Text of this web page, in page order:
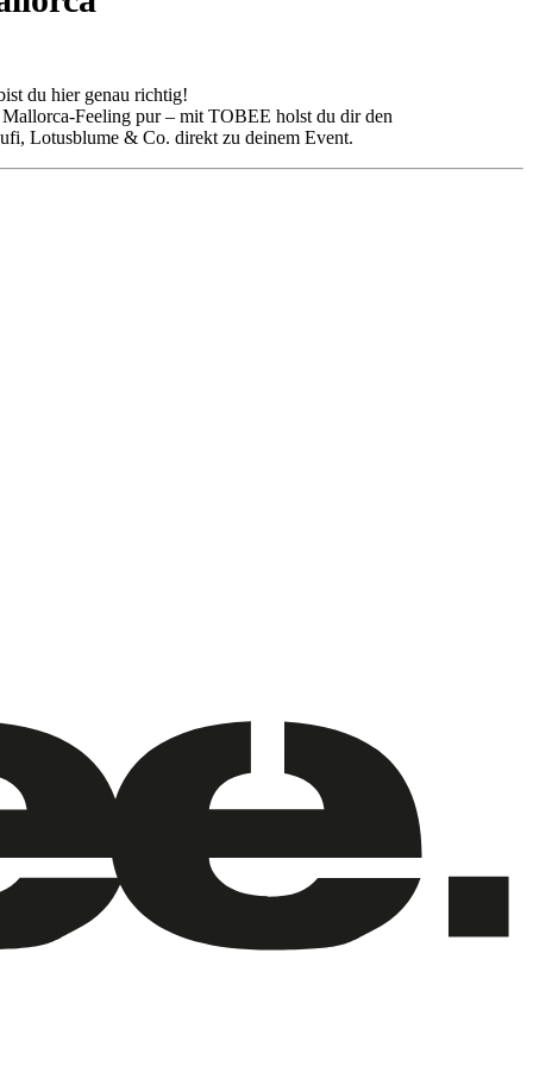
du hier genau richtig!
Feeling pur – mit TOBEE holst du dir den
Lotusblume & Co. direkt zu deinem Event.